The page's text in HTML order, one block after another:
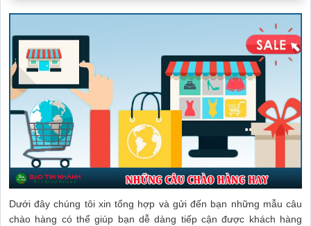
Dưới đây chúng tôi xin tổng hợp và gửi đến bạn những mẫu câu
chào hàng có thể giúp bạn dễ dàng tiếp cận được khách hàng